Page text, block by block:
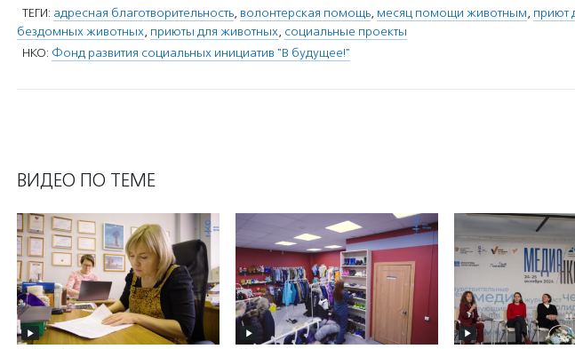
ТЕГИ: адресная благотворительность, волонтерская помощь, месяц помощи животным, приют
бездомных животных, приюты для животных, социальные проекты
НКО: Фонд развития социальных инициатив "В будущее!"
ВИДЕО ПО ТЕМЕ